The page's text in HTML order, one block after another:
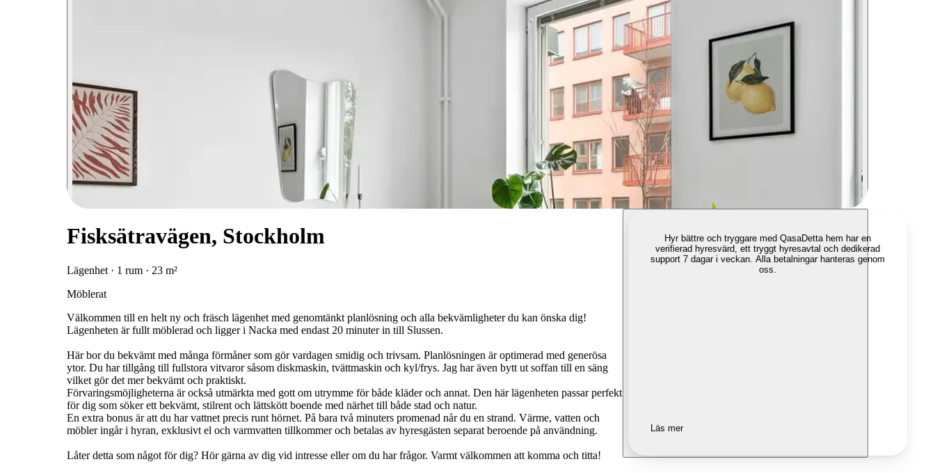
Fisksätravägen, Stockholm
Lägenhet · 1 rum · 23 m²
Möblerat
Välkommen till en helt ny och fräsch lägenhet med genomtänkt planlösning och alla bekvämligheter du kan önska dig!
Lägenheten är fullt möblerad och ligger i Nacka med endast 20 minuter in till Slussen.
Här bor du bekvämt med många förmåner som gör vardagen smidig och trivsam. Planlösningen är optimerad med generösa
ytor. Du har tillgång till fullstora vitvaror såsom diskmaskin, tvättmaskin och kyl/frys. Jag har även bytt ut soffan till en säng
vilket gör det mer bekvämt och praktiskt.
Förvaringsmöjligheterna är också utmärkta med gott om utrymme för både kläder och annat. Den här lägenheten passar perfekt
för dig som söker ett bekvämt, stilrent och lättskött boende med närhet till både stad och natur.
En extra bonus är att du har vattnet precis runt hörnet. På bara två minuters promenad når du en strand. Värme, vatten och
möbler ingår i hyran, exklusivt el och varmvatten tillkommer och betalas av hyresgästen separat beroende på användning.
Låter detta som något för dig? Hör gärna av dig vid intresse eller om du har frågor. Varmt välkommen att komma och titta!
Hyr bättre och tryggare med QasaDetta hem har en
verifierad hyresvärd, ett tryggt hyresavtal och dedikerad
support 7 dagar i veckan. Alla betalningar hanteras genom
oss.
Läs mer